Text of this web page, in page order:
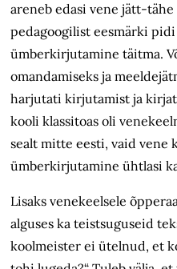
areneb edasi vene jätt-
pedagoogilist eesmärki
ümberkirjutamine täitma.
omandamiseks ja
harjutati kirjutamist ja
kooli klassitoas oli
sealt mitte eesti, vaid vene
ümberkirjutamine ühtlasi
Lisaks venekeelsele
alguses ka teist­suguseid
koolmeister ei ütelnud, et